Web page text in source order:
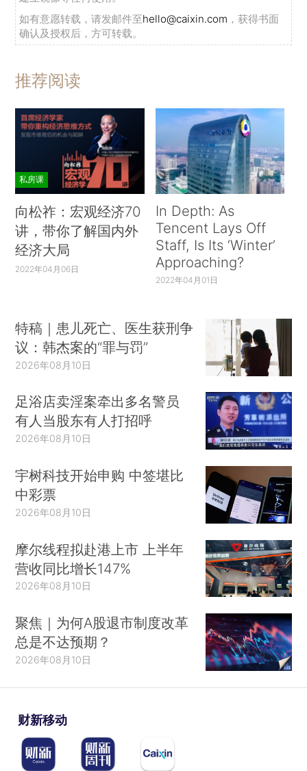
如有意愿转载，请发邮件至hello@caixin.com ，获得书面
确认及授权后，方可转载。
推荐阅读
私房课
向松祚：宏观经济70
讲，带你了解国内外
经济大局
2022年04月06日
In Depth: As
Tencent Lays Off
Staff, Is Its ‘Winter’
Approaching?
2022年04月01日
特稿｜患儿死亡、医生获刑争
议：韩杰案的“罪与罚”
2026年08月10日
足浴店卖淫案牵出多名警员
有人当股东有人打招呼
2026年08月10日
宇树科技开始申购 中签堪比
中彩票
2026年08月10日
摩尔线程拟赴港上市 上半年
营收同比增长147%
2026年08月10日
聚焦｜为何A股退市制度改革
总是不达预期？
2026年08月10日
财新移动